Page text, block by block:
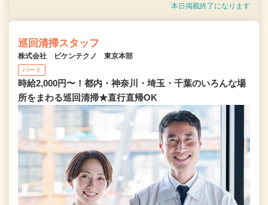
本日掲載終了になります
巡回清掃スタッフ
株式会社 ビケンテクノ 東京本部
パート
時給2,000円〜！都内・神奈川・埼玉・千葉のいろんな場
所をまわる巡回清掃★直行直帰OK